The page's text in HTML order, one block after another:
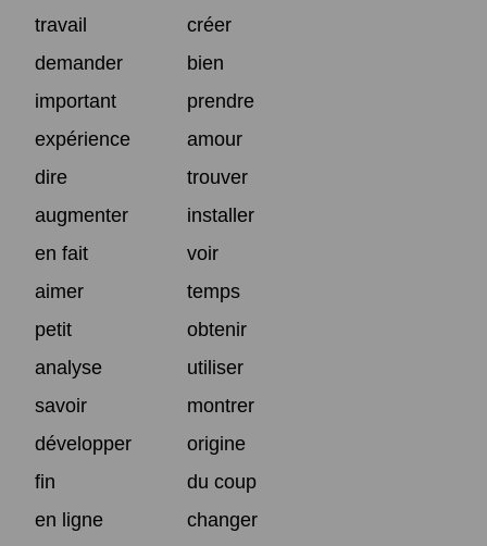
travail
créer
demander
bien
important
prendre
expérience
amour
dire
trouver
augmenter
installer
en fait
voir
aimer
temps
petit
obtenir
analyse
utiliser
savoir
montrer
développer
origine
fin
du coup
en ligne
changer